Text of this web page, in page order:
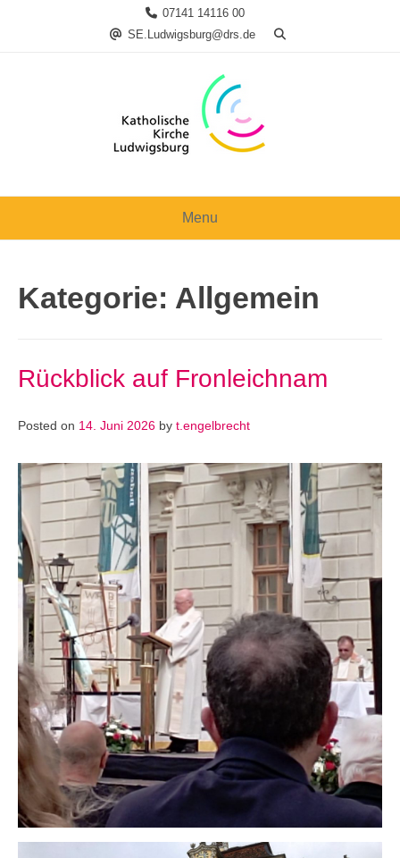
07141 14116 00
SE.Ludwigsburg@drs.de
Menu
Kategorie: Allgemein
Rückblick auf Fronleichnam
Posted on 14. Juni 2026 by t.engelbrecht